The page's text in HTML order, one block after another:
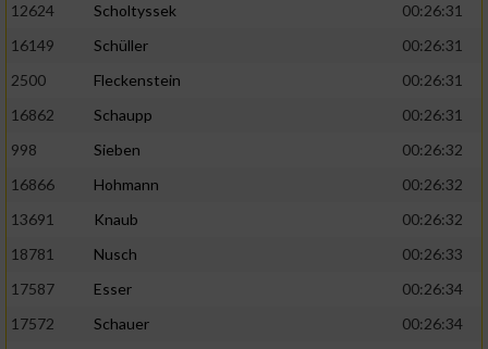
12624
Scholtyssek
00:26:31
16149
Schüller
00:26:31
2500
Fleckenstein
00:26:31
16862
Schaupp
00:26:31
998
Sieben
00:26:32
16866
Hohmann
00:26:32
13691
Knaub
00:26:32
18781
Nusch
00:26:33
17587
Esser
00:26:34
17572
Schauer 00:26:34